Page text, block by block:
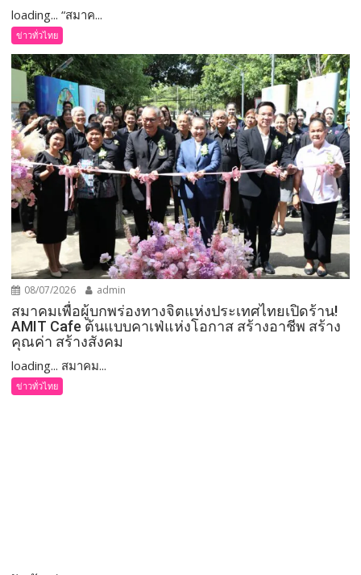
loading... “สมาค...
ข่าวทั่วไทย
08/07/2026 admin
สมาคมเพื่อผู้บกพร่องทางจิตแห่งประเทศไทยเปิดร้าน!
AMIT Cafe ต้นแบบคาเฟ่แห่งโอกาส สร้างอาชีพ สร้าง
คุณค่า สร้างสังคม
loading... สมาคม...
ข่าวทั่วไทย